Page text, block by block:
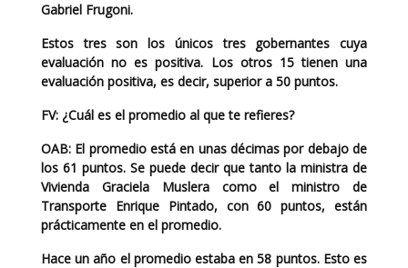
Gabriel Frugoni.
Estos tres son los únicos tres gobernantes cuya
evaluación no es positiva. Los otros 15 tienen una
evaluación positiva, es decir, superior a 50 puntos.
FV: ¿Cuál es el promedio al que te refieres?
OAB: El promedio está en unas décimas por debajo de
los 61 puntos. Se puede decir que tanto la ministra de
Vivienda Graciela Muslera como el ministro de
Transporte Enrique Pintado, con 60 puntos, están
prácticamente en el promedio.
Hace un año el promedio estaba en 58 puntos. Esto es